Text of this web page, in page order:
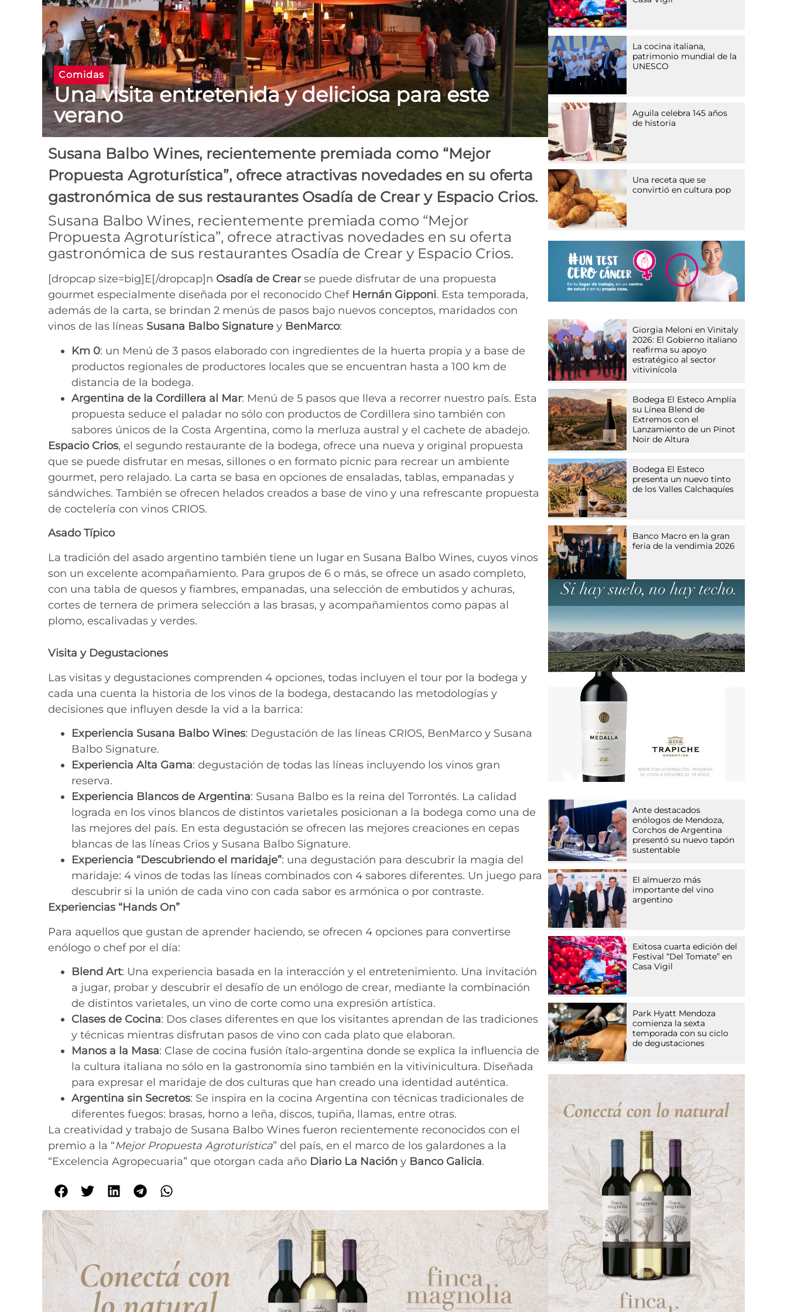
Comidas
Una visita entretenida y deliciosa para este
verano
Susana Balbo Wines, recientemente premiada como “Mejor
Propuesta Agroturística”, ofrece atractivas novedades en su oferta
gastronómica de sus restaurantes Osadía de Crear y Espacio Crios.
Susana Balbo Wines, recientemente premiada como “Mejor
Propuesta Agroturística”, ofrece atractivas novedades en su oferta
gastronómica de sus restaurantes Osadía de Crear y Espacio Crios.
[dropcap size=big]E[/dropcap]n Osadía de Crearse puede disfrutar de una propuesta
gourmet especialmente diseñada por el reconocido Chef Hernán Gipponi. Esta temporada,
además de la carta, se brindan 2 menús de pasos bajo nuevos conceptos, maridados con
vinos de las líneas Susana Balbo Signature y BenMarco:
Km 0: un Menú de 3 pasos elaborado con ingredientes de la huerta propia y a base de
productos regionales de productores locales que se encuentran hasta a 100 km de
distancia de la bodega.
Argentina de la Cordillera al Mar: Menú de 5 pasos que lleva a recorrer nuestro país. Esta
propuesta seduce el paladar no sólo con productos de Cordillera sino también con
sabores únicos de la Costa Argentina, como la merluza austral y el cachete de abadejo.
Espacio Crios, el segundo restaurante de la bodega, ofrece una nueva y original propuesta
que se puede disfrutar en mesas, sillones o en formato picnic para recrear un ambiente
gourmet, pero relajado. La carta se basa en opciones de ensaladas, tablas, empanadas y
sándwiches. También se ofrecen helados creados a base de vino y una refrescante propuesta
de coctelería con vinos CRIOS.
Asado Típico
La tradición del asado argentino también tiene un lugar en Susana Balbo Wines, cuyos vinos
son un excelente acompañamiento. Para grupos de 6 o más, se ofrece un asado completo,
con una tabla de quesos y fiambres, empanadas, una selección de embutidos y achuras,
cortes de ternera de primera selección a las brasas, y acompañamientos como papas al
plomo, escalivadas y verdes.
Visita y Degustaciones
Las visitas y degustaciones comprenden 4 opciones, todas incluyen el tour por la bodega y
cada una cuenta la historia de los vinos de la bodega, destacando las metodologías y
decisiones que influyen desde la vid a la barrica:
Experiencia Susana Balbo Wines: Degustación de las líneas CRIOS, BenMarco y Susana
Balbo Signature.
Experiencia Alta Gama: degustación de todas las líneas incluyendo los vinos gran
reserva.
Experiencia Blancos de Argentina: Susana Balbo es la reina del Torrontés. La calidad
lograda en los vinos blancos de distintos varietales posicionan a la bodega como una de
las mejores del país. En esta degustación se ofrecen las mejores creaciones en cepas
blancas de las líneas Crios y Susana Balbo Signature.
Experiencia “Descubriendo el maridaje”: una degustación para descubrir la magia del
maridaje: 4 vinos de todas las líneas combinados con 4 sabores diferentes. Un juego para
descubrir si la unión de cada vino con cada sabor es armónica o por contraste.
Experiencias “Hands On”
Para aquellos que gustan de aprender haciendo, se ofrecen 4 opciones para convertirse
enólogo o chef por el día:
Blend Art: Una experiencia basada en la interacción y el entretenimiento. Una invitación
a jugar, probar y descubrir el desafío de un enólogo de crear, mediante la combinación
de distintos varietales, un vino de corte como una expresión artística.
Clases de Cocina: Dos clases diferentes en que los visitantes aprendan de las tradiciones
y técnicas mientras disfrutan pasos de vino con cada plato que elaboran.
Manos a la Masa: Clase de cocina fusión ítalo-argentina donde se explica la influencia de
la cultura italiana no sólo en la gastronomía sino también en la vitivinicultura. Diseñada
para expresar el maridaje de dos culturas que han creado una identidad auténtica.
Argentina sin Secretos: Se inspira en la cocina Argentina con técnicas tradicionales de
diferentes fuegos: brasas, horno a leña, discos, tupiña, llamas, entre otras.
La creatividad y trabajo de Susana Balbo Wines fueron recientemente reconocidos con el
premio a la “Mejor Propuesta Agroturística” del país, en el marco de los galardones a la
“Excelencia Agropecuaria” que otorgan cada año Diario La Nación y Banco Galicia.
La cocina italiana,
patrimonio mundial de la
UNESCO
Aguila celebra 145 años
de historia
Una receta que se
convirtió en cultura pop
Giorgia Meloni en Vinitaly
2026: El Gobierno italiano
reafirma su apoyo
estratégico al sector
vitivinícola
Bodega El Esteco Amplía
su Línea Blend de
Extremos con el
Lanzamiento de un Pinot
Noir de Altura
Bodega El Esteco
presenta un nuevo tinto
de los Valles Calchaquíes
Banco Macro en la gran
feria de la vendimia 2026
Ante destacados
enólogos de Mendoza,
Corchos de Argentina
presentó su nuevo tapón
sustentable
El almuerzo más
importante del vino
argentino
Exitosa cuarta edición del
Festival “Del Tomate” en
Casa Vigil
Park Hyatt Mendoza
comienza la sexta
temporada con su ciclo
de degustaciones